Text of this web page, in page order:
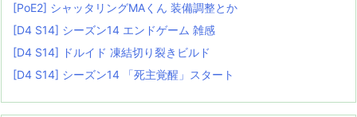
[PoE2] シャッタリングMAくん 装備調整とか
[D4 S14] シーズン14 エンドゲーム 雑感
[D4 S14] ドルイド 凍結切り裂きビルド
[D4 S14] シーズン14 「死主覚醒」スタート